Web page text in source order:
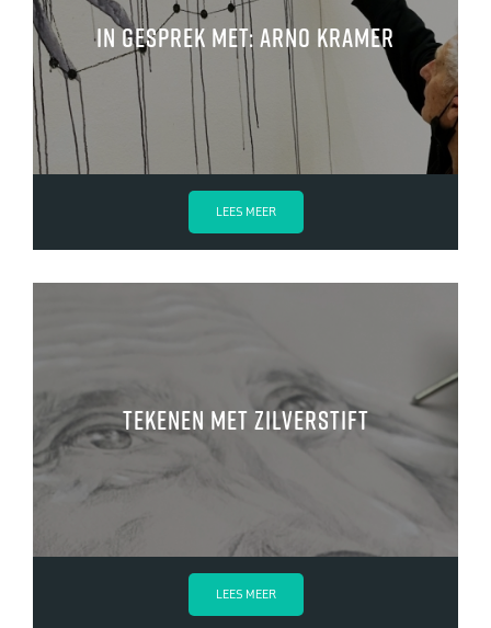
In gesprek met: Arno Kramer
LEES MEER
Tekenen met zilverstift
LEES MEER